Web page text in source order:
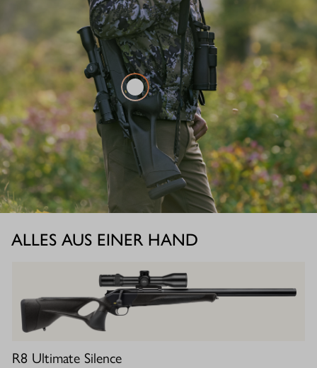
ALLES AUS EINER HAND
R8 Ultimate Silence